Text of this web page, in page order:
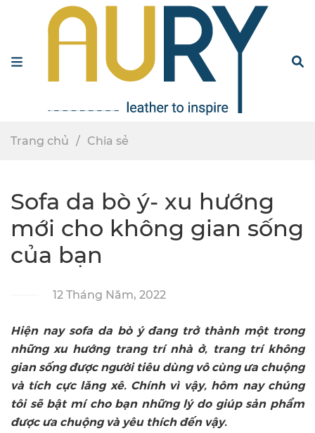
Trang chủ Chia sẻ
Sofa da bò ý- xu hướng
mới cho không gian sống
của bạn
12 Tháng Năm, 2022
Hiện nay sofa da bò ý đang trở thành một trong
những xu hướng trang trí nhà ở, trang trí không
gian sống được người tiêu dùng vô cùng ưa chuộng
và tích cực lăng xê. Chính vì vậy, hôm nay chúng
tôi sẽ bật mí cho bạn những lý do giúp sản phẩm
được ưa chuộng và yêu thích đến vậy.